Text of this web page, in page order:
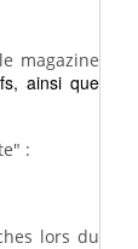
magazine
ainsi que
:
lors du